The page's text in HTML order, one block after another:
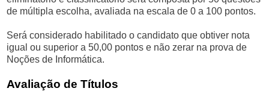
de múltipla escolha, avaliada na escala de 0 a 100 pontos.
Será considerado habilitado o candidato que obtiver nota
igual ou superior a 50,00 pontos e não zerar na prova de
Noções de Informática.
Avaliação de Títulos